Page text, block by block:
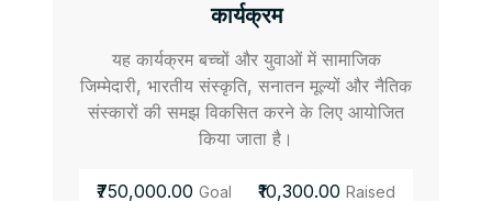
कार्यक्रम
यह कार्यक्रम बच्चों और युवाओं में सामाजिक
जिम्मेदारी, भारतीय संस्कृति, सनातन मूल्यों और नैतिक
संस्कारों की समझ विकसित करने के लिए आयोजित
किया जाता है।
₹750,000.00 Goal ₹10,300.00 Raised